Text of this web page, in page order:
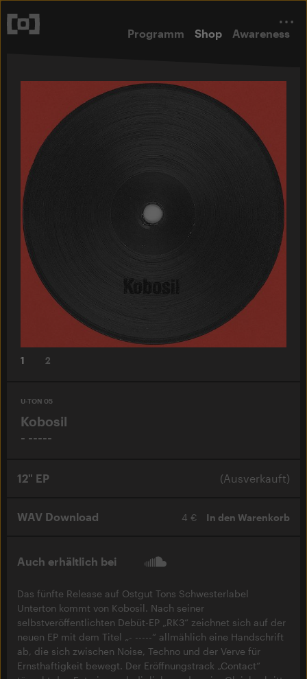
Programm Shop Awareness
1 2
U-TON 05
Kobosil
- -----
12" EP (Ausverkauft)
WAV Download 4 € In den Warenkorb
Auch erhältlich bei
Das fünfte Release auf Ostgut Tons Schwesterlabel
Unterton kommt von Kobosil. Nach seiner
selbstveröffentlichten Debüt-EP „RK3“ zeichnet sich auf der
neuen EP mit dem Titel „- -----“ allmählich eine Handschrift
ab, die sich zwischen Noise, Techno und der Verve für
Ernsthaftigkeit bewegt. Der Eröffnungstrack „Contact“